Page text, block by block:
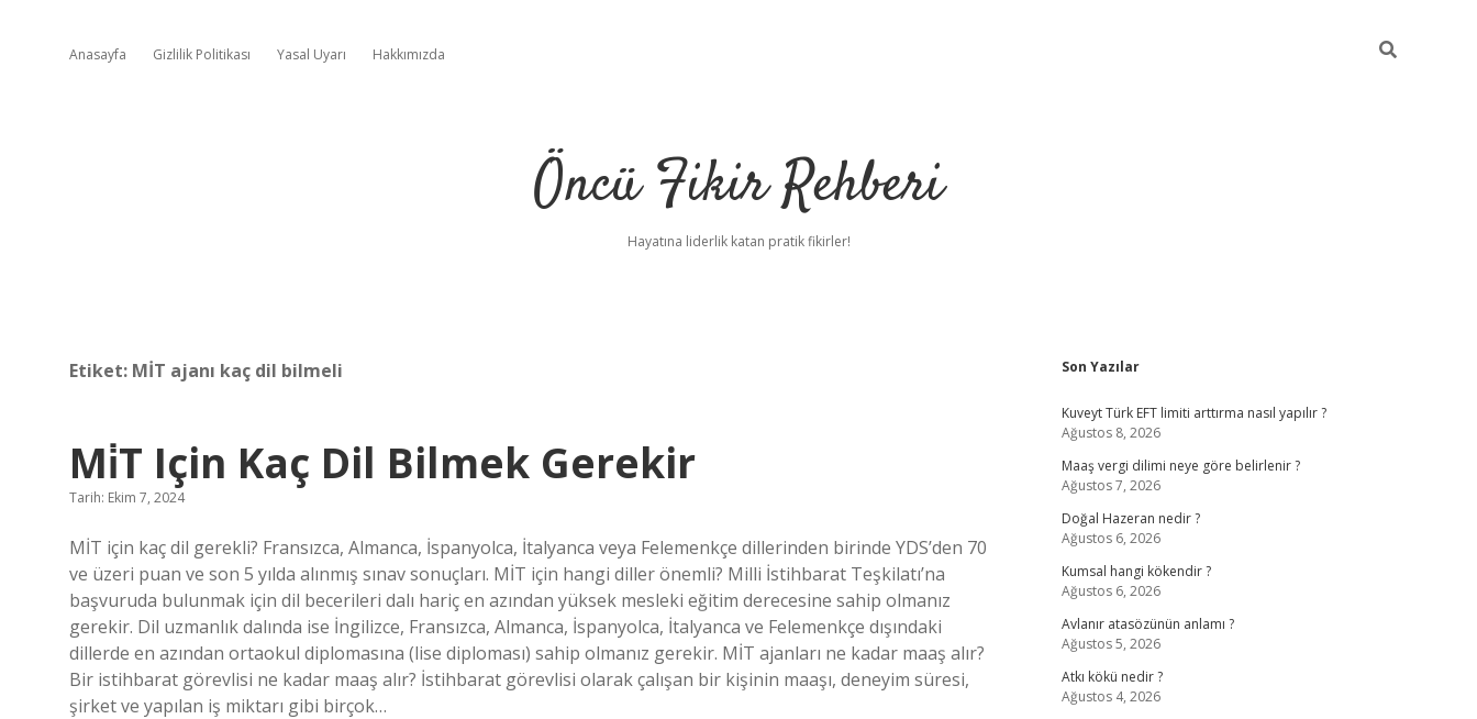
Anasayfa Gizlilik Politikası Yasal Uyarı Hakkımızda
Öncü Fikir Rehberi
Hayatına liderlik katan pratik fikirler!
Etiket: MİT ajanı kaç dil bilmeli
Mi̇T Için Kaç Dil Bilmek Gerekir
Tarih: Ekim 7, 2024
MİT için kaç dil gerekli? Fransızca, Almanca, İspanyolca, İtalyanca veya Felemenkçe dillerinden birinde YDS’den 70
ve üzeri puan ve son 5 yılda alınmış sınav sonuçları. MİT için hangi diller önemli? Milli İstihbarat Teşkilatı’na
başvuruda bulunmak için dil becerileri dalı hariç en azından yüksek mesleki eğitim derecesine sahip olmanız
gerekir. Dil uzmanlık dalında ise İngilizce, Fransızca, Almanca, İspanyolca, İtalyanca ve Felemenkçe dışındaki
dillerde en azından ortaokul diplomasına (lise diploması) sahip olmanız gerekir. MİT ajanları ne kadar maaş alır?
Bir istihbarat görevlisi ne kadar maaş alır? İstihbarat görevlisi olarak çalışan bir kişinin maaşı, deneyim süresi,
şirket ve yapılan iş miktarı gibi birçok…
Sidebar
Son Yazılar
Kuveyt Türk EFT limiti arttırma nasıl yapılır ?
Ağustos 8, 2026
Maaş vergi dilimi neye göre belirlenir ?
Ağustos 7, 2026
Doğal Hazeran nedir ?
Ağustos 6, 2026
Kumsal hangi kökendir ?
Ağustos 6, 2026
Avlanır atasözünün anlamı ?
Ağustos 5, 2026
Atkı kökü nedir ?
Ağustos 4, 2026
ilbet giriş